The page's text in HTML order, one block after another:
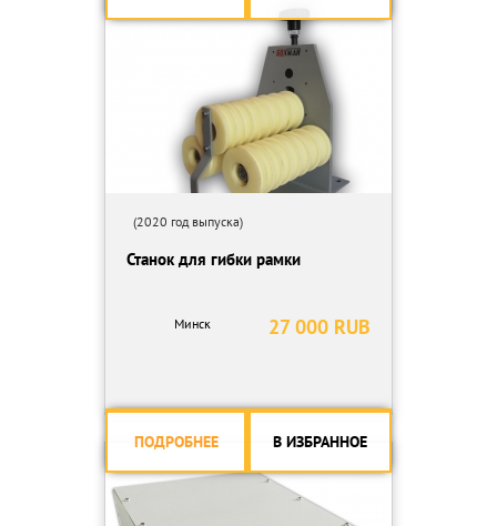
(2020 год выпуска)
Станок для гибки рамки
27 000 RUB
Минск
ПОДРОБНЕЕ В ИЗБРАННОЕ